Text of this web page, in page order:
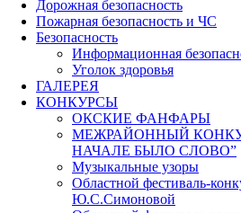
Дорожная безопасность
Пожарная безопасность и ЧС
Безопасность
Информационная
Уголок здоровья
ГАЛЕРЕЯ
КОНКУРСЫ
ОКСКИЕ ФАНФАРЫ
МЕЖРАЙОННЫЙ
НАЧАЛЕ БЫЛО СЛОВО”
Музыкальные узоры
Областной фестиваль-
Ю.С.Симоновой